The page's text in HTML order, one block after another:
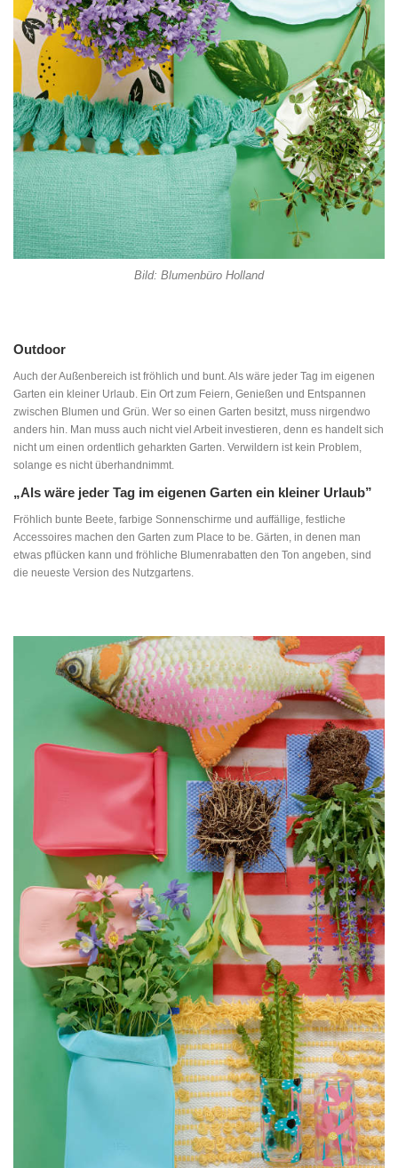
Bild: Blumenbüro Holland
Outdoor
Auch der Außenbereich ist fröhlich und bunt. Als wäre jeder Tag im eigenen
Garten ein kleiner Urlaub. Ein Ort zum Feiern, Genießen und Entspannen
zwischen Blumen und Grün. Wer so einen Garten besitzt, muss nirgendwo
anders hin. Man muss auch nicht viel Arbeit investieren, denn es handelt sich
nicht um einen ordentlich geharkten Garten. Verwildern ist kein Problem,
solange es nicht überhandnimmt.
„Als wäre jeder Tag im eigenen Garten ein kleiner Urlaub”
Fröhlich bunte Beete, farbige Sonnenschirme und auffällige, festliche
Accessoires machen den Garten zum Place to be. Gärten, in denen man
etwas pflücken kann und fröhliche Blumenrabatten den Ton angeben, sind
die neueste Version des Nutzgartens.